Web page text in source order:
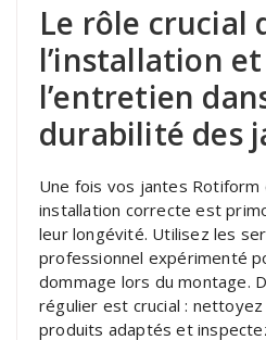
Le rôle crucial
l’installation
l’entretien
durabilité des
Une fois vos jantes Rotiform
installation correcte est
leur longévité. Utilisez les
professionnel expérimenté
dommage lors du montage.
régulier est crucial :
produits adaptés et